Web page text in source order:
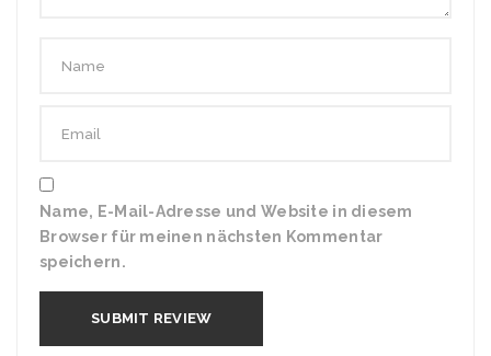
Name, E-Mail-Adresse und Website in diesem
Browser für meinen nächsten Kommentar
speichern.